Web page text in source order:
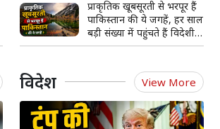
प्राकृतिक खूबसूरती से भरपूर हैं
पाकिस्तान की ये जगहें, हर साल
बड़ी संख्या में पहुंचते हैं विदेशी
पर्यटक
विदेश View More